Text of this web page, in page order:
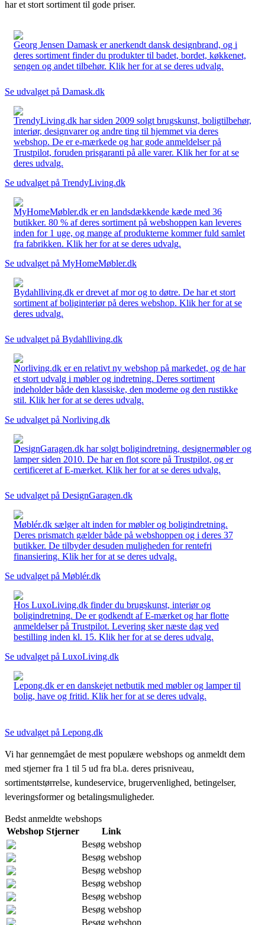
har et stort sortiment til gode priser.
Georg Jensen Damask er anerkendt dansk designbrand, og i
deres sortiment finder du produkter til badet, bordet, køkkenet,
sengen og andet tilbehør. Klik her for at se deres udvalg.
Se udvalget på Damask.dk
TrendyLiving.dk har siden 2009 solgt brugskunst, boligtilbehør,
interiør, designvarer og andre ting til hjemmet via deres
webshop. De er e-mærkede og har gode anmeldelser på
Trustpilot, foruden prisgaranti på alle varer. Klik her for at se
deres udvalg.
Se udvalget på TrendyLiving.dk
MyHomeMøbler.dk er en landsdækkende kæde med 36
butikker. 80 % af deres sortiment på webshoppen kan leveres
inden for 1 uge, og mange af produkterne kommer fuld samlet
fra fabrikken. Klik her for at se deres udvalg.
Se udvalget på MyHomeMøbler.dk
Bydahlliving.dk er drevet af mor og to døtre. De har et stort
sortiment af boliginteriør på deres webshop. Klik her for at se
deres udvalg.
Se udvalget på Bydahlliving.dk
Norliving.dk er en relativt ny webshop på markedet, og de har
et stort udvalg i møbler og indretning. Deres sortiment
indeholder både den klassiske, den moderne og den rustikke
stil. Klik her for at se deres udvalg.
Se udvalget på Norliving.dk
DesignGaragen.dk har solgt boligindretning, designermøbler og
lamper siden 2010. De har en flot score på Trustpilot, og er
certificeret af E-mærket. Klik her for at se deres udvalg.
Se udvalget på DesignGaragen.dk
Møblér.dk sælger alt inden for møbler og boligindretning.
Deres prismatch gælder både på webshoppen og i deres 37
butikker. De tilbyder desuden muligheden for rentefri
finansiering. Klik her for at se deres udvalg.
Se udvalget på Møblér.dk
Hos LuxoLiving.dk finder du brugskunst, interiør og
boligindretning. De er godkendt af E-mærket og har flotte
anmeldelser på Trustpilot. Levering sker næste dag ved
bestilling inden kl. 15. Klik her for at se deres udvalg.
Se udvalget på LuxoLiving.dk
Lepong.dk er en danskejet netbutik med møbler og lamper til
bolig, have og fritid. Klik her for at se deres udvalg.
Se udvalget på Lepong.dk
Vi har gennemgået de mest populære webshops og anmeldt dem
med stjerner fra 1 til 5 ud fra bl.a. deres prisniveau,
sortimentstørrelse, kundeservice, brugervenlighed, betingelser,
leveringsformer og betalingsmuligheder.
Bedst anmeldte webshops
Webshop Stjerner
Link
Besøg webshop
Besøg webshop
Besøg webshop
Besøg webshop
Besøg webshop
Besøg webshop
Besøg webshop